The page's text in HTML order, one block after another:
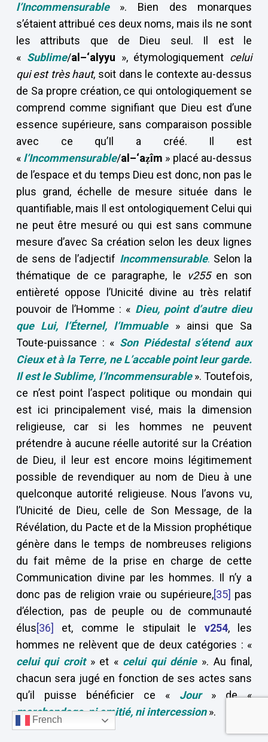
l’Incommensurable
». Bien des monarques
s’étaient attribué ces deux noms, mais ils ne sont
les attributs que de Dieu seul. Il est le
« Sublime/al–‘alyyu », étymologiquement celui
qui est très haut, soit dans le contexte au-dessus
de Sa propre création, ce qui ontologiquement se
comprend comme signifiant que Dieu est d’une
essence supérieure, sans comparaison possible
avec ce qu’Il a créé. Il est
« l’Incommensurable/al–‘aẓîm » placé au-dessus
de l’espace et du temps Dieu est donc, non pas le
plus grand, échelle de mesure située dans le
quantifiable, mais Il est ontologiquement Celui qui
ne peut être mesuré ou qui est sans commune
mesure d’avec Sa création selon les deux lignes
de sens de l’adjectif Incommensurable. Selon la
thématique de ce paragraphe, le
v255en son
entièreté oppose l’Unicité divine au très relatif
pouvoir de l’Homme : « Dieu, point d’autre dieu
que Lui, l’Éternel, l’Immuable» ainsi que Sa
Toute-puissance : « Son Piédestal s’étend aux
Cieux et à la Terre, ne L’accable point leur garde.
Il est le Sublime, l’Incommensurable». Toutefois,
ce n’est point l’aspect politique ou mondain qui
est ici principalement visé, mais la dimension
religieuse, car si les hommes ne peuvent
prétendre à aucune réelle autorité sur la Création
de Dieu, il leur est encore moins légitimement
possible de revendiquer au nom de Dieu à une
quelconque autorité religieuse. Nous l’avons vu,
l’Unicité de Dieu, celle de Son Message, de la
Révélation, du Pacte et de la Mission prophétique
génère dans le temps de nombreuses religions
du fait même de la prise en charge de cette
Communication divine par les hommes. Il n’y a
donc pas de religion vraie ou supérieure,[35] pas
d’élection, pas de peuple ou de communauté
élus[36] et, comme le stipulait le v254, les
hommes ne relèvent que de deux catégories : «
celui qui croit» et « celui qui dénie». Au final,
chacun sera jugé en fonction de ses actes sans
qu’il puisse bénéficier ce « Jour» de «
marchandage, ni amitié, ni intercession».
French